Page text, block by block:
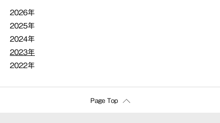
2026年
2025年
2024年
2023年
2022年
Page Top